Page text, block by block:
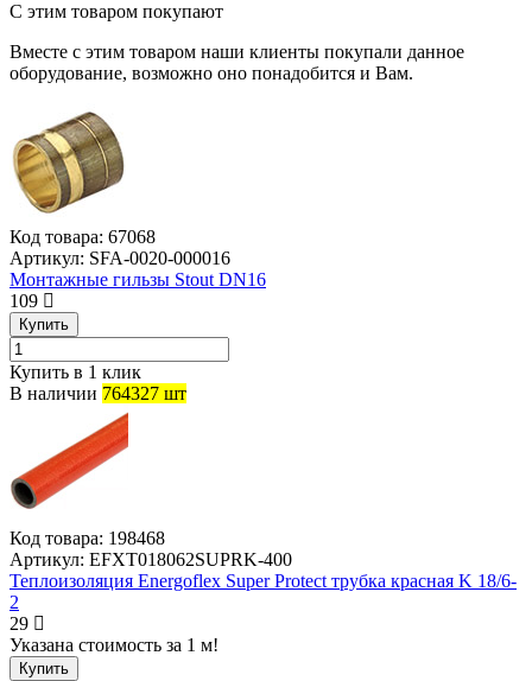
С этим товаром покупают
Вместе с этим товаром наши клиенты покупали данное
оборудование, возможно оно понадобится и Вам.
Код товара: 67068
Артикул: SFA-0020-000016
Монтажные гильзы Stout DN16
109
Купить
Купить в 1 клик
В наличии 764327 шт
Код товара: 198468
Артикул: EFXT018062SUPRK-400
Теплоизоляция Energoflex Super Protect трубка красная K 18/6-
2
29
Указана стоимость за 1 м!
Купить